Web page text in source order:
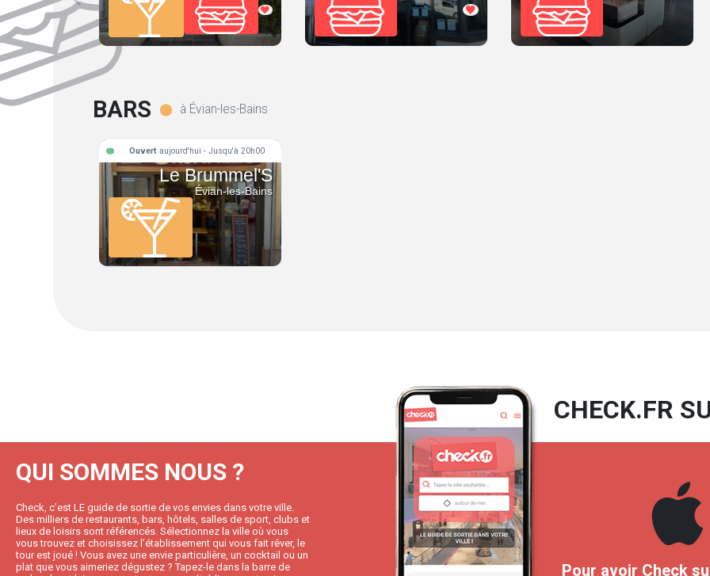
BARS à Évian-les-Bains
Le Brummel'S
Évian-les-Bains
Ouvert aujourd'hui - Jusqu'à 20h00
QUI SOMMES NOUS ?
Check, c’est LE guide de sortie de vos envies dans votre ville.
Des milliers de restaurants, bars, hôtels, salles de sport, clubs et
lieux de loisirs sont référencés. Sélectionnez la ville où vous
vous trouvez et choisissez l’établissement qui vous fait rêver, le
tour est joué ! Vous avez une envie particulière, un cocktail ou un
plat que vous aimeriez dégustez ? Tapez-le dans la barre de
CHECK.FR
Pour avoir Check